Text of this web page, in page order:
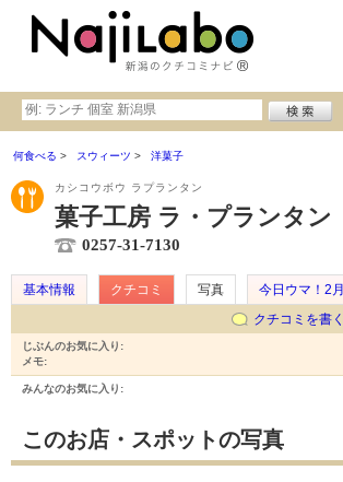
何食べる スウィーツ 洋菓子
カシコウボウ ラプランタン
菓子工房 ラ・プランタン
0257-31-7130
基本情報 クチコミ 写真
今日ウマ！2月
クチコミを書く
じぶんのお気に入り:
メモ:
みんなのお気に入り:
このお店・スポットの写真